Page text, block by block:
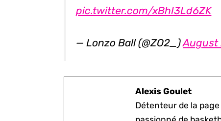
pic.twitter.com/xBhI3Ld6ZK
— Lonzo Ball (@ZO2_)August
Alexis Goulet
Détenteur de la